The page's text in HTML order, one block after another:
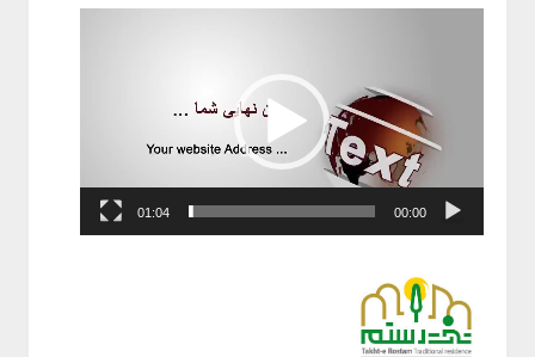
نمایشگر
00:00
01:04